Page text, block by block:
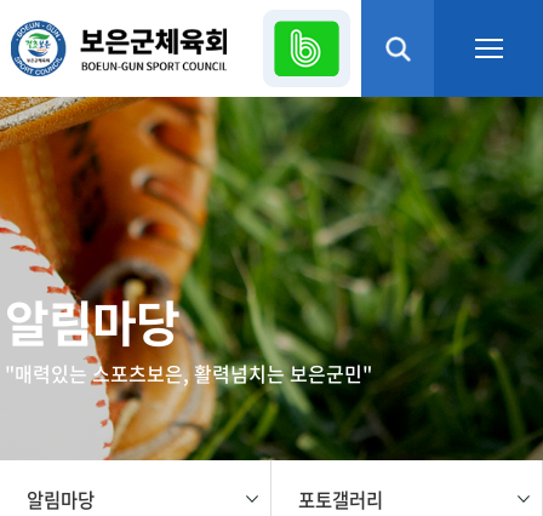
열기
열기
열기
열기
열기
열기
알림마당
"매력있는 스포츠보은, 활력넘치는 보은군민"
알림마당 포토갤러리